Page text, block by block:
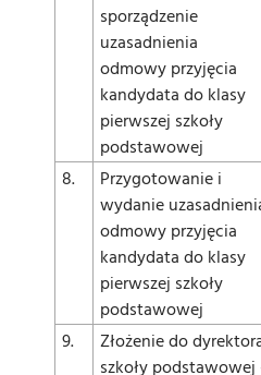
sporządzenie
uzasadnienia
odmowy przyjęcia
kandydata do klasy
pierwszej szkoły
podstawowej
8.
Przygotowanie i
wydanie
odmowy przyjęcia
kandydata do klasy
pierwszej szkoły
podstawowej
9.
Złożenie do
szkoły podstawowej